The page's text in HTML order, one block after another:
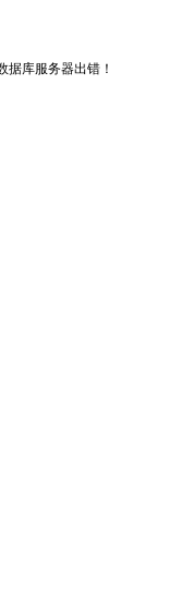
据库服务器出错！